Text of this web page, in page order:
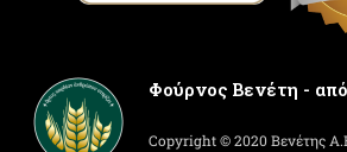
Φούρνος Βενέτη -
Copyright © 2020 Βενέτης